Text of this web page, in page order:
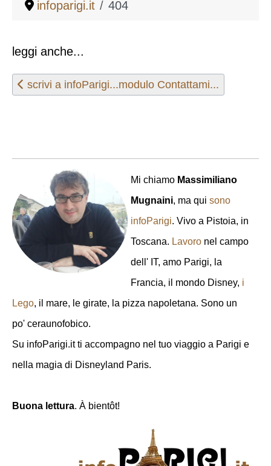
infoparigi.it 404
leggi anche...
Articolo precedente: scrivi a infoParigi...modulo
scrivi a infoParigi...modulo Contattami...
Mi chiamo Massimiliano
Mugnaini, ma qui sono
infoParigi. Vivo a Pistoia, in
Toscana. Lavoro nel campo
dell' IT, amo Parigi, la
Francia, il mondo Disney, i
Lego, il mare, le girate, la pizza napoletana. Sono un
po' ceraunofobico.
Su infoParigi.it ti accompagno nel tuo viaggio a Parigi e
nella magia di Disneyland Paris.
Buona lettura. À bientôt!